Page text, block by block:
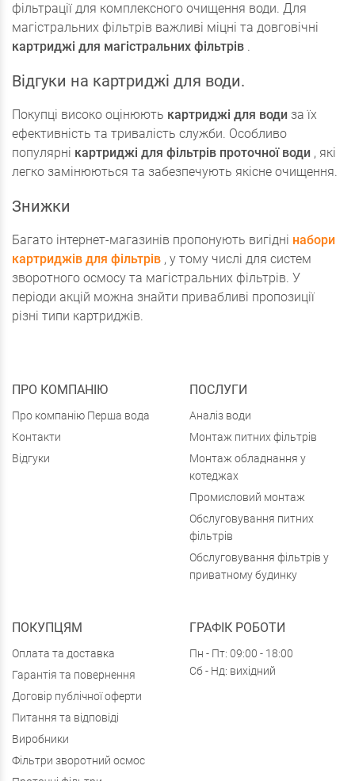
фільтрації для комплексного очищення води. Для
магістральних фільтрів важливі міцні та довговічні
картриджі для магістральних фільтрів .
Відгуки на картриджі для води.
Покупці високо оцінюють картриджі для води за їх
ефективність та тривалість служби. Особливо
популярні картриджі для фільтрів проточної води , які
легко замінюються та забезпечують якісне очищення.
Знижки
Багато інтернет-магазинів пропонують вигідні набори
картриджів для фільтрів , у тому числі для систем
зворотного осмосу та магістральних фільтрів. У
періоди акцій можна знайти привабливі пропозиції
різні типи картриджів.
ПРО КОМПАНІЮ
Про компанію Перша вода
Контакти
Відгуки
ПОСЛУГИ
Аналіз води
Монтаж питних фільтрів
Монтаж обладнання у
котеджах
Промисловий монтаж
Обслуговування питних
фільтрів
Обслуговування фільтрів у
приватному будинку
ПОКУПЦЯМ
Оплата та доставка
Гарантія та повернення
Договір публічної оферти
Питання та відповіді
Виробники
Фільтри зворотний осмос
ГРАФІК РОБОТИ
Пн - Пт: 09:00 - 18:00
Сб - Нд: вихідний